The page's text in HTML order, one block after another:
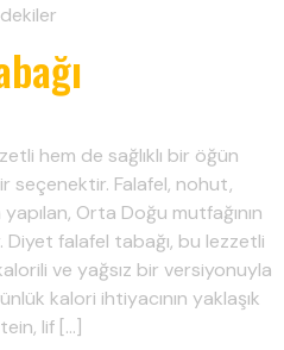
hem de sağlıklı bir öğün
seçenektir. Falafel, nohut,
Orta Doğu mutfağının
falafel tabağı, bu lezzetli
ve yağsız bir versiyonuyla
kalori ihtiyacının yaklaşık
lif […]